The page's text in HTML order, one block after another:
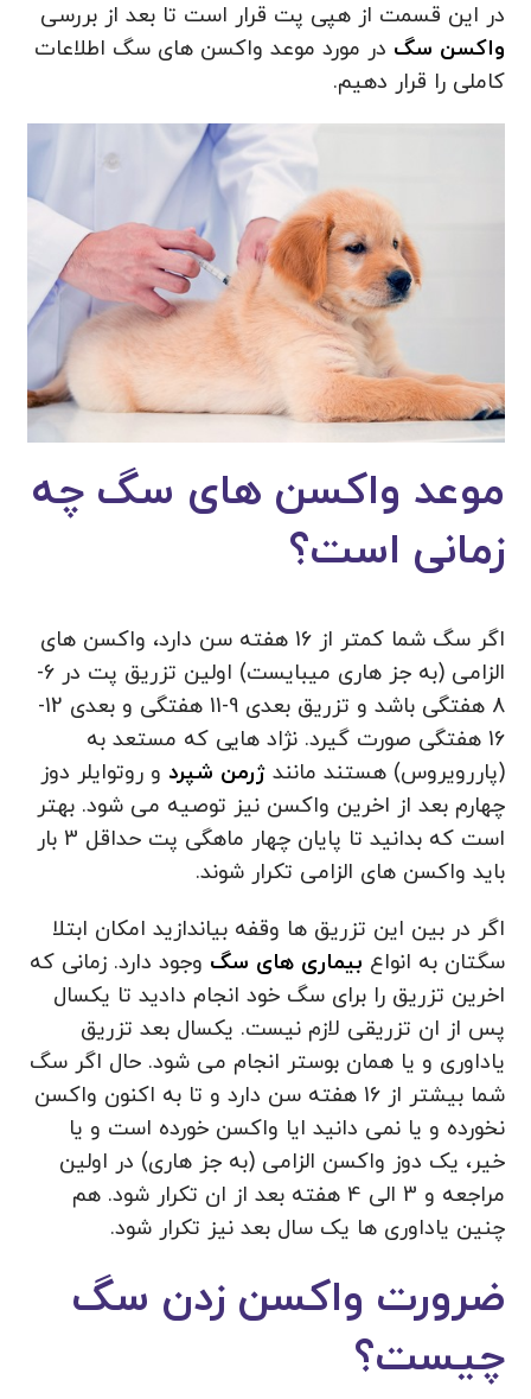
در این قسمت از هپی پت قرار است تا بعد از بررسی
واکسن سگ در مورد موعد واکسن های سگ اطلاعات
کاملی را قرار دهیم.
موعد واکسن های سگ چه
زمانی است؟
اگر سگ شما کمتر از 16 هفته سن دارد، واکسن های
الزامی (به جز هاری میبایست) اولین تزریق پت در 6-
8 هفتگی باشد و تزریق بعدی 9-11 هفتگی و بعدی 12-
16 هفتگی صورت گیرد. نژاد هایی که مستعد به
(پاررویروس) هستند مانندژرمن شپرد و روتوایلر دوز
چهارم بعد از اخرین واکسن نیز توصیه می شود. بهتر
است که بدانید تا پایان چهار ماهگی پت حداقل 3 بار
باید واکسن های الزامی تکرار شوند.
اگر در بین این تزریق ها وقفه بیاندازید امکان ابتلا
سگتان به انواع بیماری های سگ وجود دارد. زمانی که
اخرین تزریق را برای سگ خود انجام دادید تا یکسال
پس از ان تزریقی لازم نیست. یکسال بعد تزریق
یاداوری و یا همان بوستر انجام می شود. حال اگر سگ
شما بیشتر از 16 هفته سن دارد و تا به اکنون واکسن
نخورده و یا نمی دانید ایا واکسن خورده است و یا
خیر، یک دوز واکسن الزامی (به جز هاری) در اولین
مراجعه و 3 الی 4 هفته بعد از ان تکرار شود. هم
چنین یاداوری ها یک سال بعد نیز تکرار شود.
ضرورت واکسن زدن سگ
چیست؟